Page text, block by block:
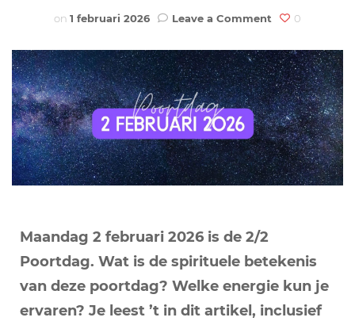
on 1 februari 2026 Leave a Comment on
is
de
energie
van
de
2/2
Poortdag
2026
0
Maandag 2 februari 2026 is de 2/2
Poortdag. Wat is de spirituele betekenis
van deze poortdag? Welke energie kun je
ervaren? Je leest ’t in dit artikel, inclusief